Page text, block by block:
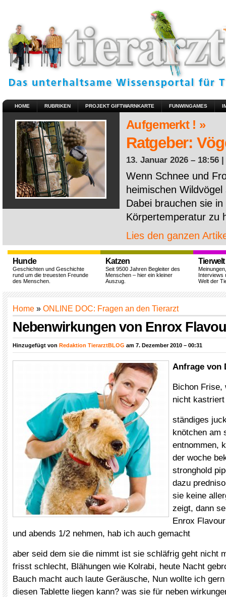
HOME RUBRIKEN PROJEKT GIFTWARNKARTE FUNWINGAMES
Aufgemerkt ! »
Ratgeber:
13. Januar 2026 – 18:56 |
Wenn Schnee und
heimischen
Dabei brauchen sie
Körpertemperatur zu
Lies den ganzen
Hunde
Geschichten und Geschichte
rund um die treuesten Freunde
des Menschen.
Katzen
Seit 9500 Jahren Begleiter des
Menschen – hier ein kleiner
Auszug.
Tierwelt
Interviews
Welt der
Home » ONLINE DOC: Fragen an den Tierarzt
Nebenwirkungen von Enrox
Hinzugefügt von Redaktion TierarztBLOG am 7. Dezember 2010 – 00:31
Anfrage von
Bichon Frise,
nicht kastriert
ständiges
knötchen am
entnommen,
der woche
stronghold
dazu
sie keine
zeigt, dann
Enrox
und abends 1/2 nehmen, hab ich auch gemacht
aber seid dem sie die nimmt ist sie schläfrig geht nicht
frisst schlecht, Blähungen wie Kolrabi, heute Nacht
Bauch macht auch laute Geräusche, Nun wollte ich
diesen Tablette liegen kann? was sie für neben